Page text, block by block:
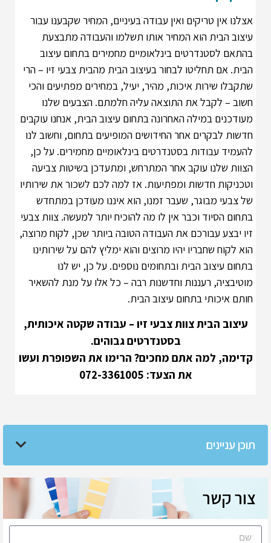
תוכן עניינים
צור קשר
אצלנו אין טריקים ואין עבודה בעיניים, המחיר שקבענו עבור
עיצוב הבית הוא המחיר אותו תשלמו והעבודה מתבצעת
בהתאם לסטנדרטים בינלאומיים מחמירים בתחום עיצוב
הבית. אם תחליטו לבחור בעיצוב הבית מהבית צבעי זיו – הרי
שתקבלו שירות איכות, מהיר, יעיל, במחירים מפתיעים והכי
חשוב – לקבל את התוצאה עליה חלמתם. הצבעים שלנו
מעודכנים במילה האחרונה בתחום עיצוב הבית, אנחנו עוקבים
חדשות לבקרים אחר החידושים המופיעים בתחום, וחשוב לנו
להעמיד עבודות בסטנדרטים בינלאומיים מחמירים. על כן,
הצוות שלנו עוקב אחר המתרחש, ומתעדכן בשיטות צביעה
וטכניקות חדשות ומפתיעות. אז למה לכם לשכור את שירותיו
של צבעי מבוגר, שעבר זמנו, הוא איננו מעודכן במתחדש
בתחום הסיוד וכבר אין לו מה להוכיח יותר למעשה. צוות צבעי
זיו יבצע עבורכם את העבודה הטובה ביותר שכן, לקוח מרוצה,
הוא לקוח שחבריו יהיו מרוצים והוא ימליץ להם על שירותינו
בתחום עיצוב הבית ובתחומים נוספים. על כן, יש לנו
מוטיבציה, רעננות וחדשנות רבה – כל אלו על מנת להשאיר
חותם איכותי בתחום עיצוב הבית.
עיצוב הבית צוות צבעי זיו – עבודה שקטה איכותית,
בסטנדרטים גבוהים.
קדימה, למה אתם מחכים? הרימו את השפופרת ועשו
את הצעד: 072-3361005